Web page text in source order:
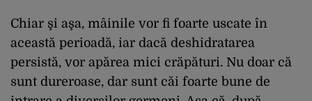
Chiar şi aşa, mâinile vor fi foarte uscate în
această perioadă, iar dacă deshidratarea
persistă, vor apărea mici crăpături. Nu doar că
sunt dureroase, dar sunt căi foarte bune de